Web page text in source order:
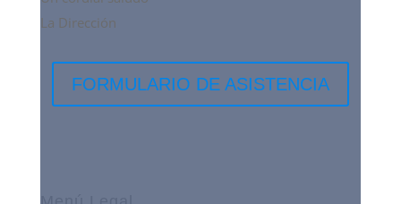
La Dirección
FORMULARIO DE ASISTENCIA